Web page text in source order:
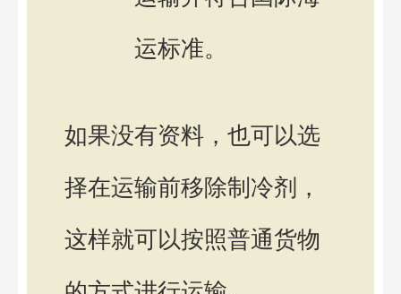
运标准。
如果没有资料，也可以选
择在运输前移除制冷剂，
这样就可以按照普通货物